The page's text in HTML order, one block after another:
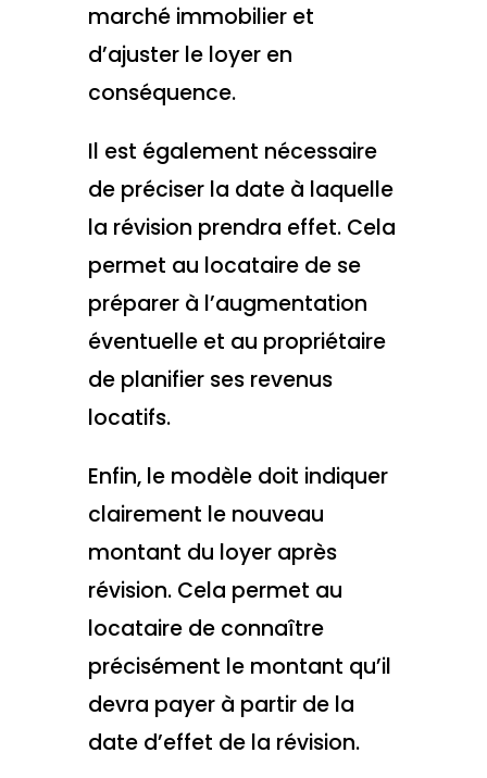
marché immobilier et
d’ajuster le loyer en
conséquence.
Il est également nécessaire
de préciser la date à laquelle
la révision prendra effet. Cela
permet au locataire de se
préparer à l’augmentation
éventuelle et au propriétaire
de planifier ses revenus
locatifs.
Enfin, le modèle doit indiquer
clairement le nouveau
montant du loyer après
révision. Cela permet au
locataire de connaître
précisément le montant qu’il
devra payer à partir de la
date d’effet de la révision.